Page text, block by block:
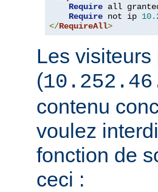
Require all
Require not ip
</RequireAll>
Les
(
contenu
voulez
fonction de
ceci :